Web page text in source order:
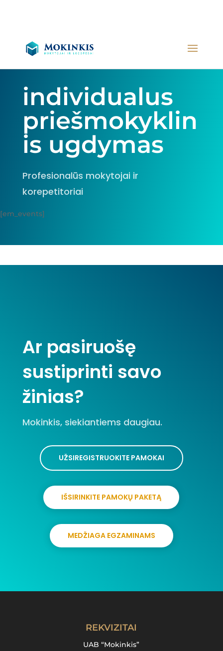
individualus
priešmokyklin
is ugdymas
Profesionalūs mokytojai ir
korepetitoriai
[em_events]
Ar pasiruošę
sustiprinti savo
žinias?
Mokinkis, siekiantiems daugiau.
UŽSIREGISTRUOKITE PAMOKAI
IŠSIRINKITE PAMOKŲ PAKETĄ
MEDŽIAGA EGZAMINAMS
REKVIZITAI
UAB “Mokinkis”